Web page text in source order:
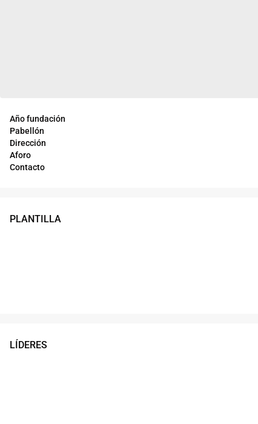
Año fundación
Pabellón
Dirección
Aforo
Contacto
PLANTILLA
LÍDERES